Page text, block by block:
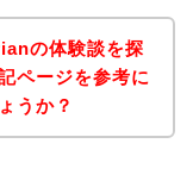
の体験談を探
ページを参考に
うか？